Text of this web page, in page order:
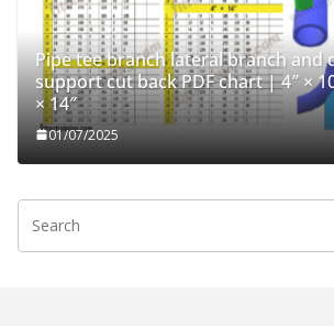
Pipe tee branch lateral branch and
support cut back PDF chart | 4″ ×
× 14″
01/07/2025